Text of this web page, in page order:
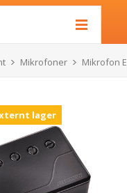
Mikrofoner Mikrofon
lager